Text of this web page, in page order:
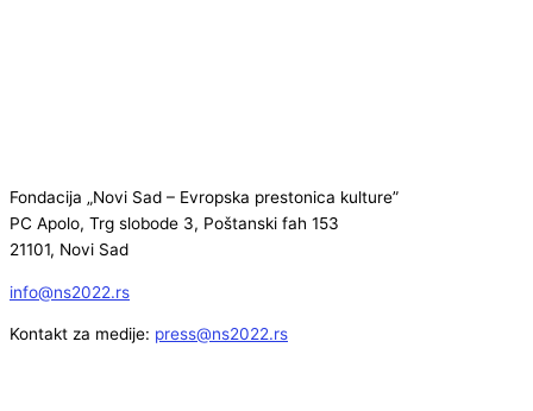
Fondacija „Novi Sad – Evropska prestonica kulture”
PC Apolo, Trg slobode 3, Poštanski fah 153
21101, Novi Sad
info@ns2022.rs
Kontakt za medije: press@ns2022.rs